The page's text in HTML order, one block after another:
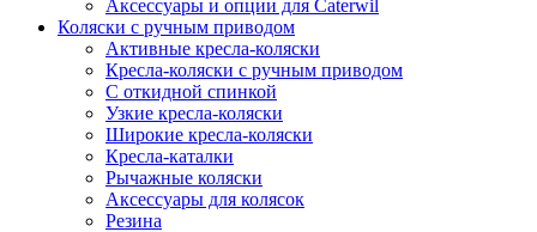
Аксессуары и опции для Caterwil
Коляски с ручным приводом
Активные кресла-коляски
Кресла-коляски с ручным приводом
С откидной спинкой
Узкие кресла-коляски
Широкие кресла-коляски
Кресла-каталки
Рычажные коляски
Аксессуары для колясок
Резина